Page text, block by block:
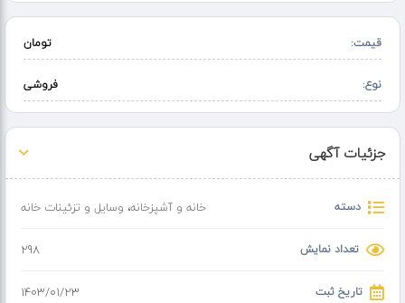
نامی که سالهاست میدرخشد
با ما بهترین کیفیت و بهترین قیمتها را تجربه کنید
خوابی راحت و با کیفیت را از ما بخواهید بازرگانی بابانژاد بهترین ها را در
کالا خواب دارد
ارسال رایگان پرداخت درب منزل
پاسخ گویی 24 ساعته
سود کمتر فروش بیشتر 1
لطفا لطفا لطفا مواظب افراد سود جو و تشک های تقلبی باشید
قیمت: تومان
نوع: فروشی
جزئیات آگهی
دسته خانه و آشپزخانه، وسایل و تزئینات خانه
تعداد نمایش 298
تاریخ ثبت ۱۴۰۳/۰۱/۲۳